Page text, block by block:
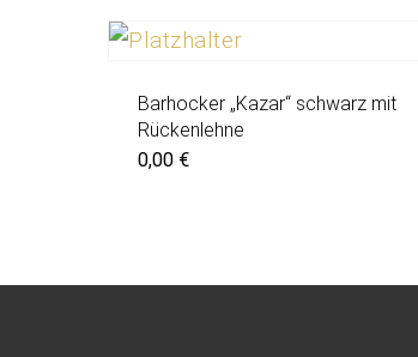
Barhocker „Kazar“ schwarz mit
Rückenlehne
0,00 €